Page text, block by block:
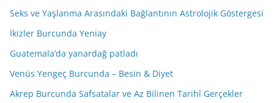
Seks ve Yaşlanma Arasındaki Bağlantının Astrolojik Göstergesi
İkizler Burcunda Yeniay
Guatemala’da yanardağ patladı
Venüs Yengeç Burcunda – Besin & Diyet
Akrep Burcunda Safsatalar ve Az Bilinen Tarihî Gerçekler